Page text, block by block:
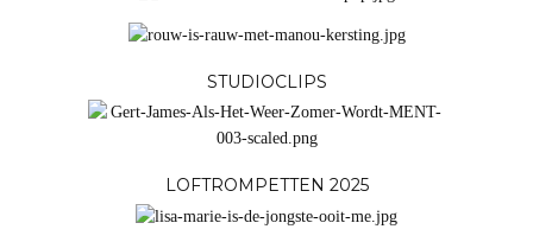
STUDIOCLIPS
LOFTROMPETTEN 2025